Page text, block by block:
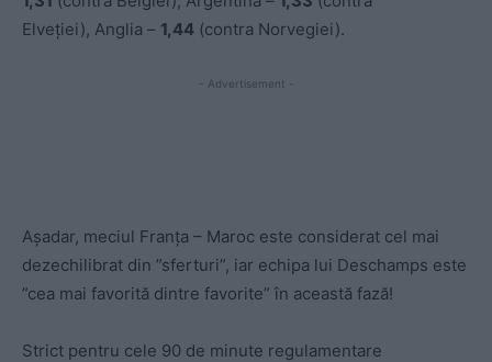
Elveției), Anglia – 1,44 (contra Norvegiei).
- Advertisement -
Așadar, meciul Franța – Maroc este considerat cel mai
dezechilibrat din ”sferturi”, iar echipa lui Deschamps este
”cea mai favorită dintre favorite” în această fază!
Strict pentru cele 90 de minute regulamentare